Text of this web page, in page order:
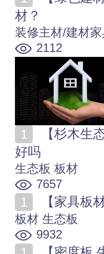
材？
装修主材/建材
2112
好吗
生态板 板材
7657
【家具板
板材 生态板
9932